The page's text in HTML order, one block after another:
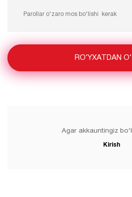
RO‘YXATDAN
Agar akkauntingiz
Kirish